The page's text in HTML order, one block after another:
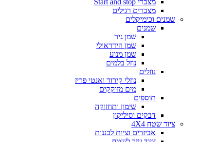
מצברי Start and stop
מצברים רגילים
שמנים וכימיקלים
שמנים
שמן גיר
שמן הידראולי
שמן מנוע
נוזל בלמים
נוזלים
נוזלי קירור ואנטי פריז
מים מזוקקים
תוספים
שימון ותחזוקה
דבקים וסיליקון
ציוד שטח 4X4
אביזרים וציות לכננות